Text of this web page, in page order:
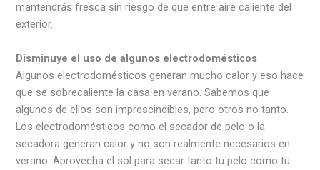
mantendrás fresca sin riesgo de que entre aire caliente del
exterior.
Disminuye el uso de algunos electrodomésticos
Algunos electrodomésticos generan mucho calor y eso hace
que se sobrecaliente la casa en verano. Sabemos que
algunos de ellos son imprescindibles, pero otros no tanto.
Los electrodomésticos como el secador de pelo o la
secadora generan calor y no son realmente necesarios en
verano. Aprovecha el sol para secar tanto tu pelo como tu